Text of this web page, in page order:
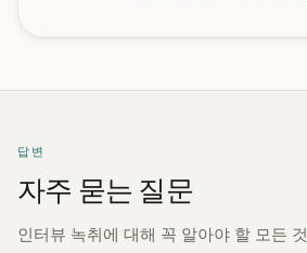
답변
자주 묻는 질문
인터뷰 녹취에 대해 꼭 알아야 할 모든 것